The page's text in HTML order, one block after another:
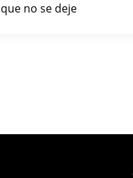
que no se deje